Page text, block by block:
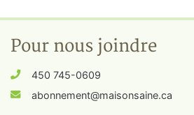
Pour nous joindre
450 745-0609
abonnement@maisonsaine.ca